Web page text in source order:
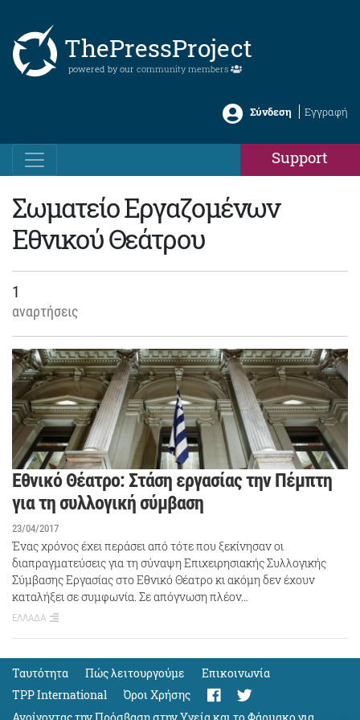
ThePressProject
powered by our community members
Σύνδεση Εγγραφή
Support
Σωματείο Εργαζομένων
Εθνικού Θεάτρου
1
αναρτήσεις
Εθνικό Θέατρο: Στάση εργασίας την Πέμπτη
για τη συλλογική σύμβαση
23/04/2017
Ένας χρόνος έχει περάσει από τότε που ξεκίνησαν οι
διαπραγματεύσεις για τη σύναψη Επιχειρησιακής Συλλογικής
Σύμβασης Εργασίας στο Εθνικό Θέατρο κι ακόμη δεν έχουν
καταλήξει σε συμφωνία. Σε απόγνωση πλέον…
ΕΛΛΑΔΑ
Ταυτότητα Πώς λειτουργούμε
Eπικοινωνία
TPP International
Όροι Χρήσης